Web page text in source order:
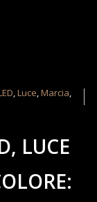
,Luce ,Marcia
LUCE